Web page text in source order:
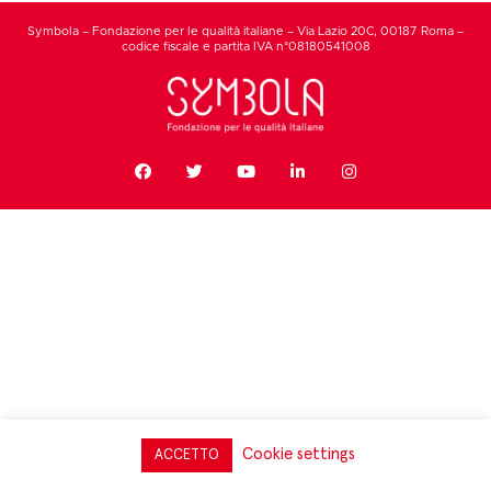
Symbola – Fondazione per le qualità italiane – Via Lazio 20C, 00187 Roma –
codice fiscale e partita IVA n°08180541008
ACCETTO Cookie settings